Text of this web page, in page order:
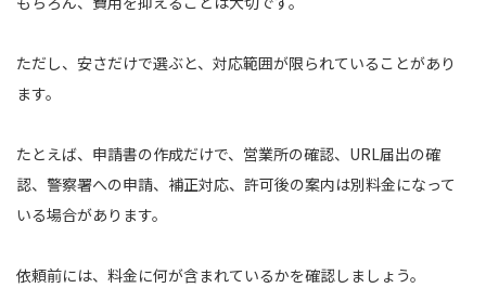
ただし、安さだけで選ぶと、対応範囲が限られていることがあり
ます。
たとえば、申請書の作成だけで、営業所の確認、URL届出の確
認、警察署への申請、補正対応、許可後の案内は別料金になって
いる場合があります。
依頼前には、料金に何が含まれているかを確認しましょう。